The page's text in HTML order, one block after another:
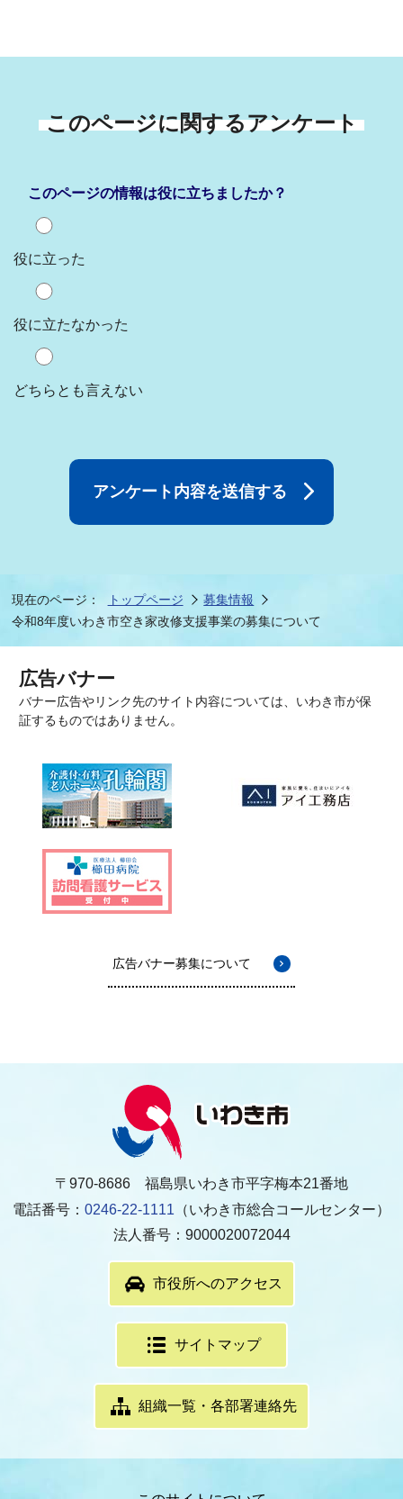
このページに関するアンケート
このページの情報は役に立ちましたか？
役に立った
役に立たなかった
どちらとも言えない
現在のページ： トップページ
募集情報
令和8年度いわき市空き家改修支援事業の募集について
広告バナー
バナー広告やリンク先のサイト内容については、いわき市が保
証するものではありません。
広告バナー募集について
〒970-8686 福島県いわき市平字梅本21番地
電話番号： 0246-22-1111 （いわき市総合コールセンター）
法人番号：9000020072044
市役所へのアクセス
サイトマップ
組織一覧・各部署連絡先